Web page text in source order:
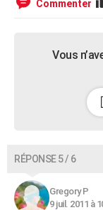
Commenter
Vous
RÉPONSE 5 / 6
Gregory P
9 juil. 2011 à